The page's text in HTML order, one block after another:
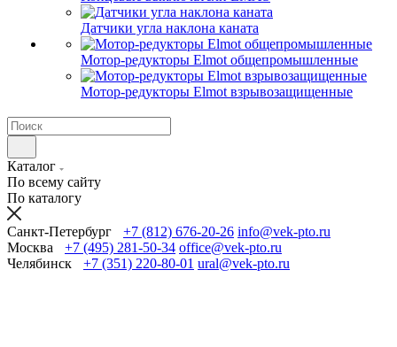
Датчики угла наклона каната
Мотор-редукторы Elmot общепромышленные
Мотор-редукторы Elmot взрывозащищенные
Каталог
По всему сайту
По каталогу
Санкт-Петербург +7 (812) 676-20-26 info@vek-pto.ru
Москва
+7 (495) 281-50-34 office@vek-pto.ru
Челябинск
+7 (351) 220-80-01 ural@vek-pto.ru